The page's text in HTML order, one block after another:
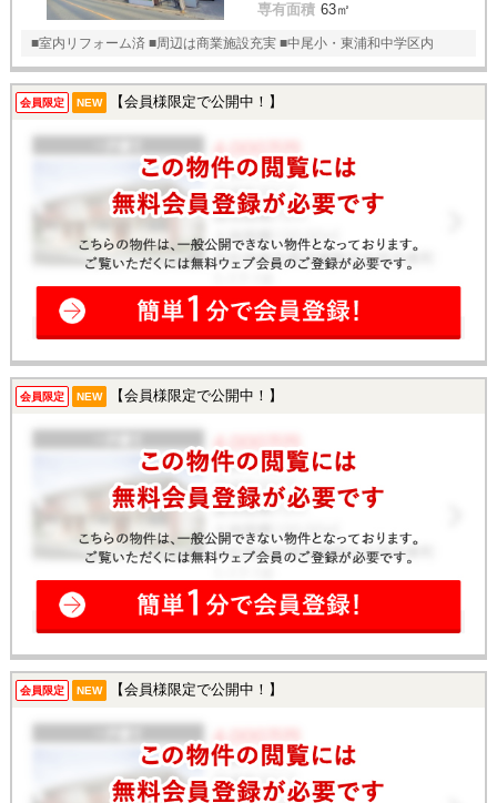
専有面積 63㎡
■室内リフォーム済 ■周辺は商業施設充実 ■中尾小・東浦和中学区内
会員限定 NEW 【会員様限定で公開中！】
会員限定 NEW 【会員様限定で公開中！】
会員限定 NEW 【会員様限定で公開中！】